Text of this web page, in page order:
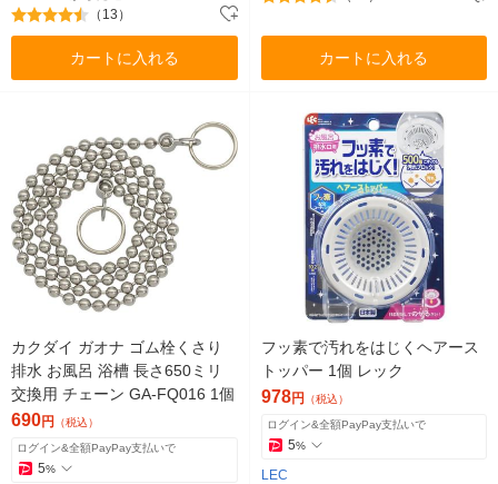
（13）
カートに入れる カートに入れる
カクダイ ガオナ ゴム栓くさり
排水 お風呂 浴槽 長さ650ミリ
交換用 チェーン GA-FQ016 1個
690円 （税込）
ログイン&全額PayPay支払いで
5%
フッ素で汚れをはじくヘアース
トッパー 1個 レック
978円 （税込）
ログイン&全額PayPay支払いで
5%
LEC